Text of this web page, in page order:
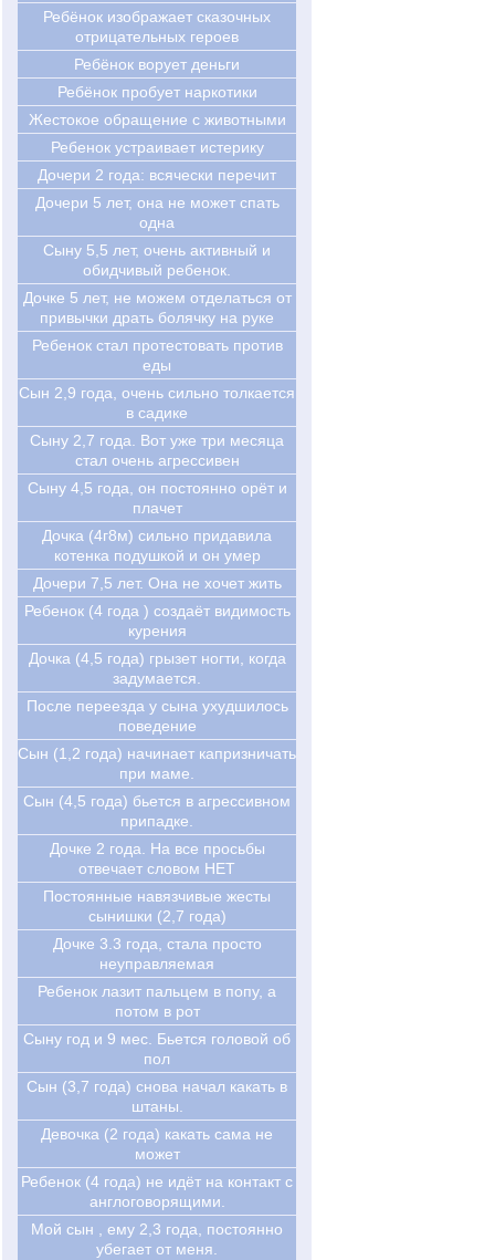
Ребёнок изображает сказочных
отрицательных героев
Ребёнок ворует деньги
Ребёнок пробует наркотики
Жестокое обращение с животными
Ребенок устраивает истерику
Дочери 2 года: всячески перечит
Дочери 5 лет, она не может спать
одна
Сыну 5,5 лет, очень активный и
обидчивый ребенок.
Дочке 5 лет, не можем отделаться от
привычки драть болячку на руке
Ребенок стал протестовать против
еды
Cын 2,9 года, очень сильно толкается
в садике
Cыну 2,7 года. Вот уже три месяца
стал очень агрессивен
Cыну 4,5 года, он постоянно орёт и
плачет
Дочка (4г8м) сильно придавила
котенка подушкой и он умер
Дочери 7,5 лет. Она не хочет жить
Ребенок (4 года ) создаёт видимость
курения
Дочка (4,5 года) грызет ногти, когда
задумается.
После переезда у сына ухудшилось
поведение
Сын (1,2 года) начинает капризничать
при маме.
Сын (4,5 года) бьется в агрессивном
припадке.
Дочке 2 года. На все просьбы
отвечает словом НЕТ
Постоянные навязчивые жесты
сынишки (2,7 года)
Дочке 3.3 года, стала просто
неуправляемая
Ребенок лазит пальцем в попу, а
потом в рот
Сыну год и 9 мес. Бьется головой об
пол
Сын (3,7 года) снова начал какать в
штаны.
Девочка (2 года) какать сама не
может
Ребенок (4 года) не идёт на контакт с
англоговорящими.
Мой сын , ему 2,3 года, постоянно
убегает от меня.